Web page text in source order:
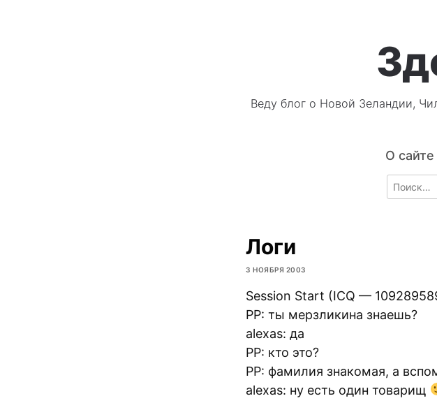
Веду блог о Новой Зеландии,
О сайте
Search
for:
Логи
3 НОЯБРЯ 2003
Session Start (ICQ —
PP: ты мерзликина знаешь?
alexas: да
PP: кто это?
PP: фамилия знакомая, а
alexas: ну есть один товарищ